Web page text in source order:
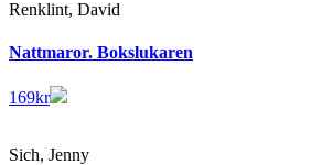
Renklint, David
Nattmaror. Bokslukaren
169kr
Sich, Jenny